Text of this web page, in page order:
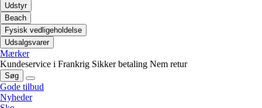
Udstyr
Beach
Fysisk vedligeholdelse
Udsalgsvarer
Mærker
Kundeservice i Frankrig Sikker betaling Nem retur
Søg
Gode tilbud
Nyheder